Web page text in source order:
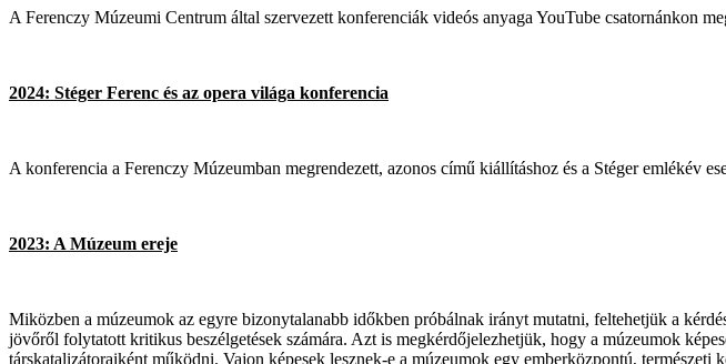
A Ferenczy Múzeumi Centrum által szervezett konferenciák videós anyaga YouTube csatornánkon
2024: Stéger Ferenc és az opera világa konferencia
A konferencia a Ferenczy Múzeumban megrendezett, azonos című kiállításhoz és a Stéger emlékév
2023: A Múzeum ereje
Miközben a múzeumok az egyre bizonytalanabb időkben próbálnak irányt mutatni, feltehetjük a
jövőről folytatott kritikus beszélgetések számára. Azt is megkérdőjelezhetjük, hogy a múzeumok
társkatalizátoraiként működni. Vajon képesek lesznek-e a múzeumok egy emberközpontú,